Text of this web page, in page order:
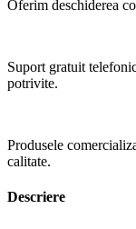
Oferim deschiderea
Suport gratuit
potrivite.
Produsele
calitate.
Descriere